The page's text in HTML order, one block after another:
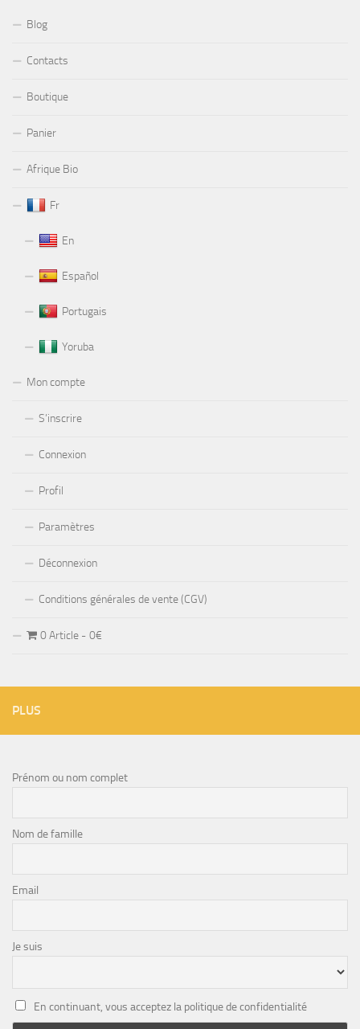
Blog
Contacts
Boutique
Panier
Afrique Bio
Fr
En
Español
Portugais
Yoruba
Mon compte
S’inscrire
Connexion
Profil
Paramètres
Déconnexion
Conditions générales de vente (CGV)
0 Article 0€
PLUS
Prénom ou nom complet
Nom de famille
Email
Je suis
En continuant, vous acceptez la politique de confidentialité